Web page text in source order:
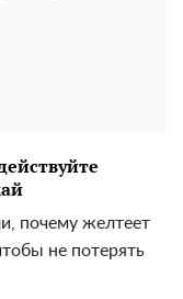
почему желтеет
не потерять